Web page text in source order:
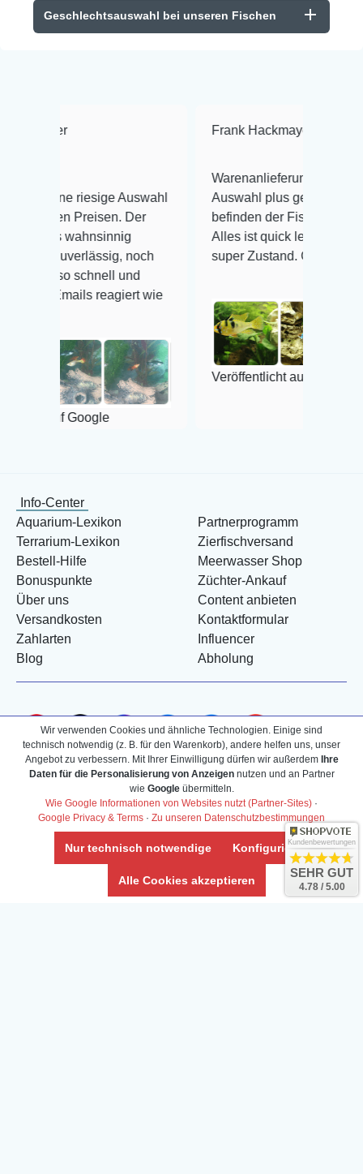
Geschlechtsauswahl bei unseren Fischen
Auswahl
Der
noch
reagiert wie
Frank Hackmayer ★★★★
Warenanlieferung Top und die
Auswahl plus gesundheitliches
befinden der Fische einwandfrei.
Alles ist quick lebendig und im
super Zustand. Gerne wieder 😃
Veröffentlicht auf Google
Info-Center
Aquarium-Lexikon
Terrarium-Lexikon
Bestell-Hilfe
Bonuspunkte
Über uns
Versandkosten
Zahlarten
Blog
Partnerprogramm
Zierfischversand
Meerwasser Shop
Züchter-Ankauf
Content anbieten
Kontaktformular
Influencer
Abholung
Wir verwenden Cookies und ähnliche Technologien. Einige sind
technisch notwendig (z. B. für den Warenkorb), andere helfen uns, unser
Angebot zu verbessern. Mit Ihrer Einwilligung dürfen wir außerdem Ihre
Daten für die Personalisierung von Anzeigennutzen und an Partner
wie Googleübermitteln.
Wie Google Informationen von Websites nutzt (Partner-Sites) ·
Google Privacy & Terms · Zu unseren Datenschutzbestimmungen
Nur technisch notwendige Konfigurieren
Alle Cookies akzeptieren
Kundenbewertungen
SEHR GUT
4.78 / 5.00